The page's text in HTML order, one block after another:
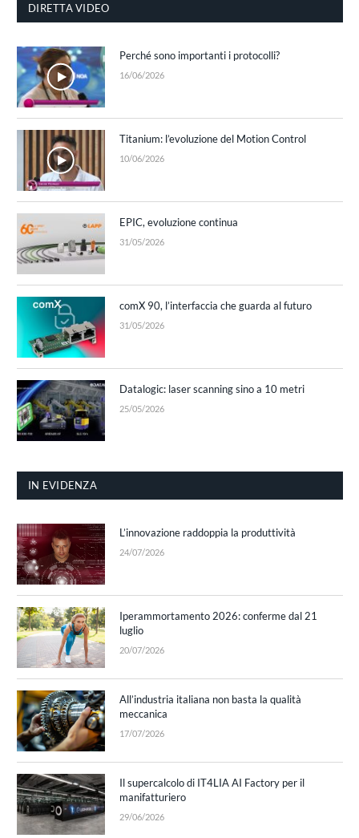
DIRETTA VIDEO
Perché sono importanti i protocolli?
16/06/2026
Titanium: l’evoluzione del Motion Control
10/06/2026
EPIC, evoluzione continua
31/05/2026
comX 90, l’interfaccia che guarda al futuro
31/05/2026
Datalogic: laser scanning sino a 10 metri
25/05/2026
IN EVIDENZA
L’innovazione raddoppia la produttività
24/07/2026
Iperammortamento 2026: conferme dal 21
luglio
20/07/2026
All’industria italiana non basta la qualità
meccanica
17/07/2026
Il supercalcolo di IT4LIA AI Factory per il
manifatturiero
29/06/2026